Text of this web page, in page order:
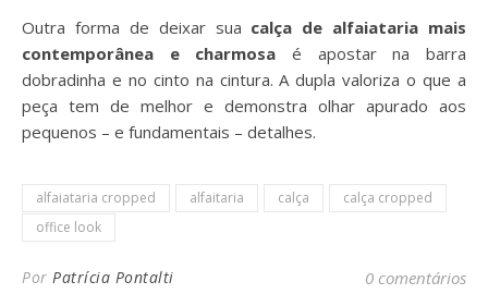
Outra forma de deixar sua calça de alfaiataria mais
contemporânea e charmosa é apostar na barra
dobradinha e no cinto na cintura. A dupla valoriza o que a
peça tem de melhor e demonstra olhar apurado aos
pequenos – e fundamentais – detalhes.
alfaiataria cropped alfaitaria calça
calça cropped
office look
Por Patrícia Pontalti 0 comentários